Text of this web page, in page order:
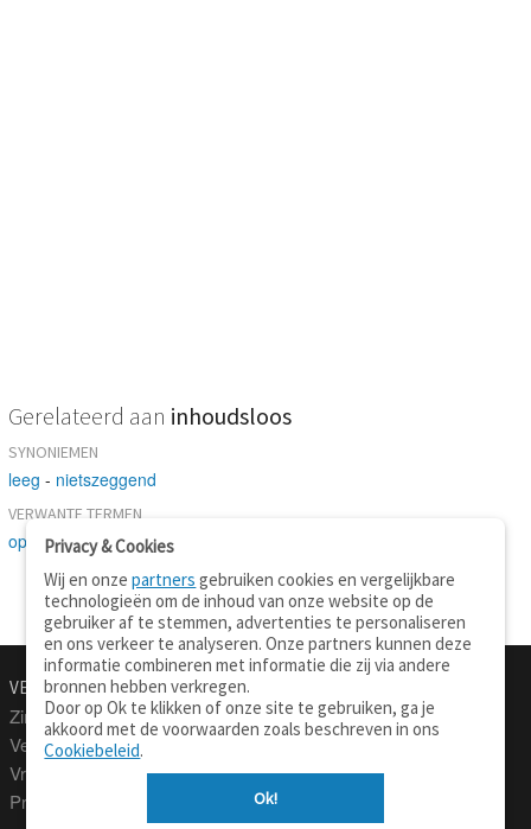
Gerelateerd aan inhoudsloos
SYNONIEMEN
leeg - nietszeggend
VERWANTE TERMEN
oppervlakkig
VERTALEN.NU
Zinnen vertalen
Verklarend woordenboek
Vraagbaak
Professionele vertaling
Over deze site
Privacy
Privacy & Cookies
Wij en onzepartners gebruiken cookies en vergelijkbare
technologieën om de inhoud van onze website op de
gebruiker af te stemmen, advertenties te personaliseren
en ons verkeer te analyseren. Onze partners kunnen deze
informatie combineren met informatie die zij via andere
bronnen hebben verkregen.
Door op Ok te klikken of onze site te gebruiken, ga je
akkoord met de voorwaarden zoals beschreven in ons
Cookiebeleid.
Ok!